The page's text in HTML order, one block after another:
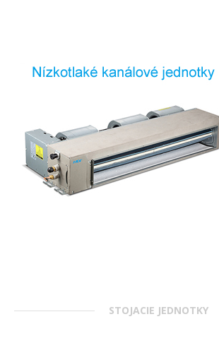
STOJACIE JEDNOTKY